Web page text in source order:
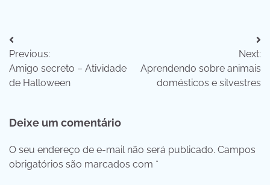
Navegação
de
Post
Previous:
Amigo secreto – Atividade
de Halloween
Next:
Aprendendo sobre animais
domésticos e silvestres
Deixe um comentário
O seu endereço de e-mail não será publicado. Campos
obrigatórios são marcados com *